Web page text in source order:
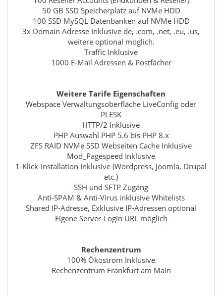
50 GB SSD Speicherplatz auf NVMe HDD
100 SSD MySQL Datenbanken auf NVMe HDD
3x Domain Adresse Inklusive de, .com, .net, .eu, .us,
weitere optional möglich.
Traffic Inklusive
1000 E-Mail Adressen & Postfächer
Weitere Tarife Eigenschaften
Webspace Verwaltungsoberfläche LiveConfig oder
PLESK
HTTP/2 Inklusive
PHP Auswahl PHP 5.6 bis PHP 8.x
ZFS RAID NVMe SSD Webseiten Cache Inklusive
Mod_Pagespeed Inklusive
1-Klick-Installation Inklusive (Wordpress, Joomla, Drupal
etc.)
SSH und SFTP Zugang
Anti-SPAM & Anti-Virus inklusive Whitelists
Shared IP-Adresse, Exklusive IP-Adressen optional
Eigene Server-Login URL möglich
Rechenzentrum
100% Ökostrom Inklusive
Rechenzentrum Frankfurt am Main